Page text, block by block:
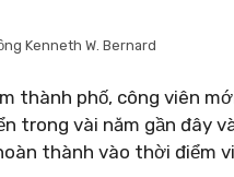
Kenneth W. Bernard
thành phố, công viên
trong vài năm gần đây
thành vào thời điểm